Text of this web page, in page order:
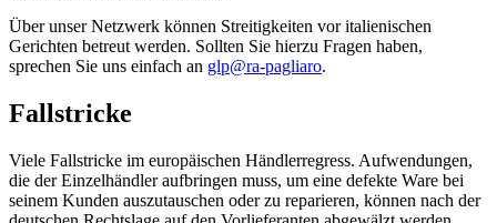
Über unser Netzwerk können Streitigkeiten vor italienischen
Gerichten betreut werden. Sollten Sie hierzu Fragen haben,
sprechen Sie uns einfach an glp@ra-pagliaro.
Fallstricke
Viele Fallstricke im europäischen Händlerregress. Aufwendungen,
die der Einzelhändler aufbringen muss, um eine defekte Ware bei
seinem Kunden auszutauschen oder zu reparieren, können nach der